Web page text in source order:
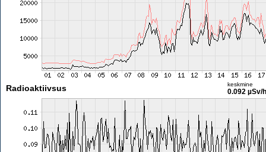
Radioaktiivsus keskmine
0.092 µSv/h